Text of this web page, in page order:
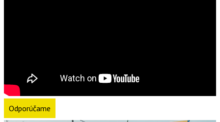
Odporúčame